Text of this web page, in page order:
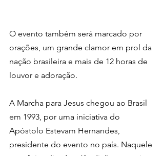
O evento também será marcado por
orações, um grande clamor em prol da
nação brasileira e mais de 12 horas de
louvor e adoração.
A Marcha para Jesus chegou ao Brasil
em 1993, por uma iniciativa do
Apóstolo Estevam Hernandes,
presidente do evento no país. Naquele